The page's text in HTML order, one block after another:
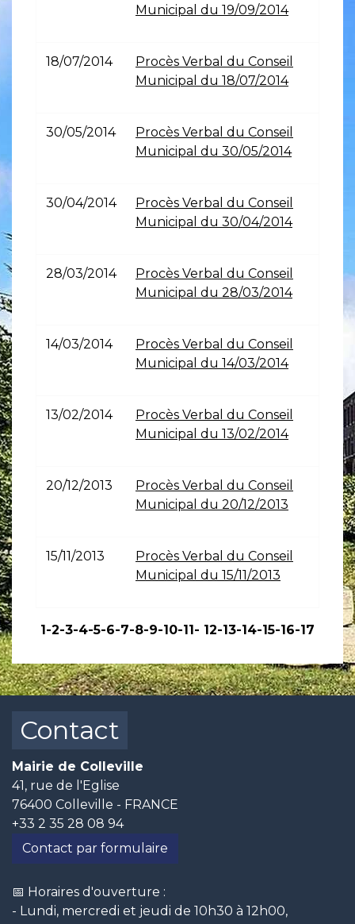
Municipal du 19/09/2014
18/07/2014
Procès Verbal du Conseil
Municipal du 18/07/2014
30/05/2014
Procès Verbal du Conseil
Municipal du 30/05/2014
30/04/2014
Procès Verbal du Conseil
Municipal du 30/04/2014
28/03/2014
Procès Verbal du Conseil
Municipal du 28/03/2014
14/03/2014
Procès Verbal du Conseil
Municipal du 14/03/2014
13/02/2014
Procès Verbal du Conseil
Municipal du 13/02/2014
20/12/2013
Procès Verbal du Conseil
Municipal du 20/12/2013
15/11/2013
Procès Verbal du Conseil
Municipal du 15/11/2013
1-2-3-4-5-6-7-8-9-10-11- 12-13-14-15-16-17
Contact
Mairie de Colleville
41, rue de l'Eglise
76400 Colleville - FRANCE
+33 2 35 28 08 94
Contact par formulaire
📅 Horaires d'ouverture :
- Lundi, mercredi et jeudi de 10h30 à 12h00,